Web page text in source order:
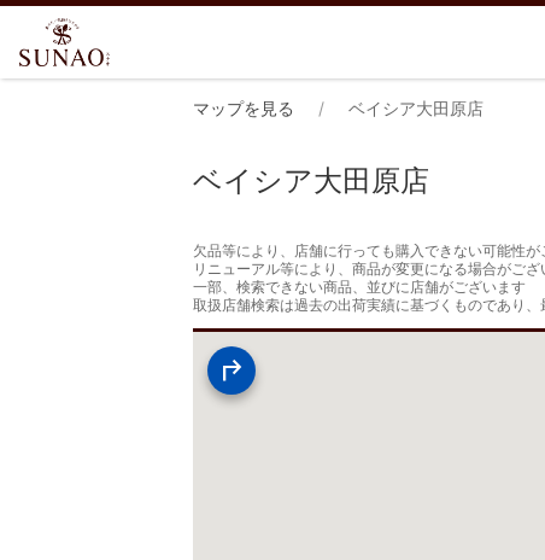
マップを見る ベイシア大田原店
ベイシア大田原店
欠品等により、店舗に行っても購入できない可能性が
リニューアル等により、商品が変更になる場合がござ
一部、検索できない商品、並びに店舗がございます
取扱店舗検索は過去の出荷実績に基づくものであり